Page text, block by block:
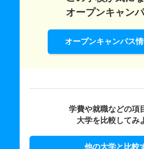
オープンキャン
オープンキャンパス
学費や就職などの項
大学を比較してみ
他の大学と比較